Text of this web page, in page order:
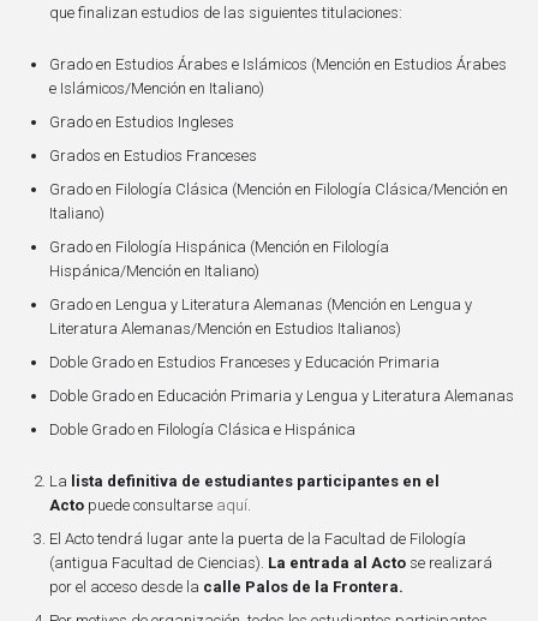
que finalizan estudios de las siguientes titulaciones:
Grado en Estudios Árabes e Islámicos (Mención en Estudios Árabes
e Islámicos/Mención en Italiano)
Grado en Estudios Ingleses
Grados en Estudios Franceses
Grado en Filología Clásica (Mención en Filología Clásica/Mención en
Italiano)
Grado en Filología Hispánica (Mención en Filología
Hispánica/Mención en Italiano)
Grado en Lengua y Literatura Alemanas (Mención en Lengua y
Literatura Alemanas/Mención en Estudios Italianos)
Doble Grado en Estudios Franceses y Educación Primaria
Doble Grado en Educación Primaria y Lengua y Literatura Alemanas
Doble Grado en Filología Clásica e Hispánica
La lista definitiva de estudiantes participantes en el
Acto puede consultarse aquí.
El Acto tendrá lugar ante la puerta de la Facultad de Filología
(antigua Facultad de Ciencias). La entrada al Acto se realizará
por el acceso desde la calle Palos de la Frontera.